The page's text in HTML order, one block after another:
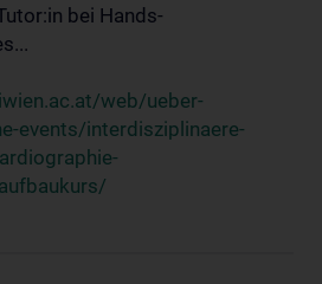
bei Hands-
web/ueber-
events/interdisziplinaere-